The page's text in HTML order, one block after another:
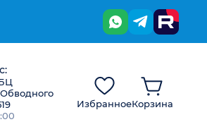
ИзбранноеКорзина